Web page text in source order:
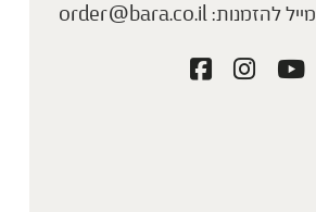
מייל להזמנות:order@bara.co.il